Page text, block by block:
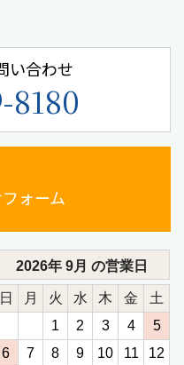
い合わせ
8180
ォーム